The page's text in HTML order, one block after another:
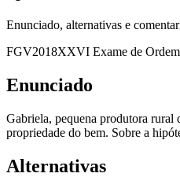
Enunciado, alternativas e
FGV2018XXVI Exame de
Enunciado
Gabriela, pequena produtora rural
propriedade do bem. Sobre a
Alternativas